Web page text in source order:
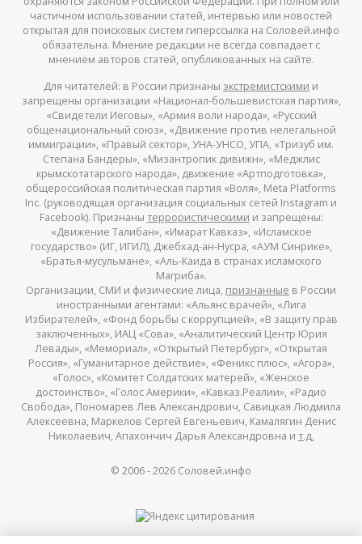
частичном использовании статей, интервью или новостей
открытая для поисковых систем гиперссылка на Соловей.инфо
обязательна. Мнение редакции не всегда совпадает с
мнением авторов статей, опубликованных на сайте.
Для читателей: в России признаны экстремистскими и
запрещены организации «Национал-большевистская партия»,
«Свидетели Иеговы», «Армия воли народа», «Русский
общенациональный союз», «Движение против нелегальной
иммиграции», «Правый сектор», УНА-УНСО, УПА, «Тризуб им.
Степана Бандеры», «Мизантропик дивижн», «Меджлис
крымскотатарского народа», движение «Артподготовка»,
общероссийская политическая партия «Воля», Meta Platforms
Inc. (руководящая организация социальных сетей Instagram и
Facebook). Признаны террористическими и запрещены:
«Движение Талибан», «Имарат Кавказ», «Исламское
государство» (ИГ, ИГИЛ), Джебхад-ан-Нусра, «АУМ Синрике»,
«Братья-мусульмане», «Аль-Каида в странах исламского
Магриба».
Организации, СМИ и физические лица, признанные в России
иностранными агентами: «Альянс врачей», «Лига
Избирателей», «Фонд борьбы с коррупцией», «В защиту прав
заключенных», ИАЦ «Сова», «Аналитический Центр Юрия
Левады», «Мемориал», «Открытый Петербург», «Открытая
Россия», «Гуманитарное действие», «Феникс плюс», «Агора»,
«Голос», «Комитет Солдатских матерей», «Женское
достоинство», «Голос Америки», «Кавказ.Реалии», «Радио
Свобода», Пономарев Лев Александрович, Савицкая Людмила
Алексеевна, Маркелов Сергей Евгеньевич, Камалягин Денис
Николаевич, Апахончич Дарья Александровна и т.д.
© 2006 -2026 Соловей.инфо